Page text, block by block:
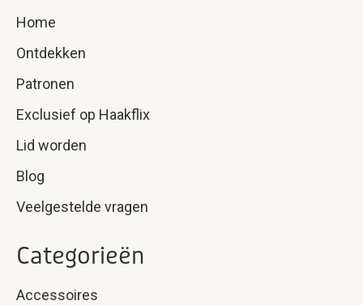
Home
Ontdekken
Patronen
Exclusief op Haakflix
Lid worden
Blog
Veelgestelde vragen
Categorieën
Accessoires